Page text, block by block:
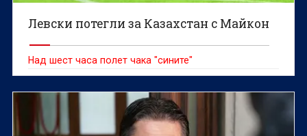
Левски потегли за Казахстан с Майкон
Над шест часа полет чака "сините"